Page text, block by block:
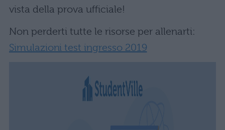
vista della prova ufficiale!
Non perderti tutte le risorse per allenarti:
Simulazioni test ingresso 2019